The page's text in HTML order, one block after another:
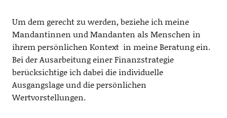
Um dem gerecht zu werden, beziehe ich meine
Mandantinnen und Mandanten als Menschen in
ihrem persönlichen Kontext in meine Beratung ein.
Bei der Ausarbeitung einer Finanzstrategie
berücksichtige ich dabei die individuelle
Ausgangslage und die persönlichen
Wertvorstellungen.